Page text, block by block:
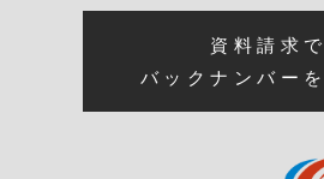
資料請求で
バックナンバー